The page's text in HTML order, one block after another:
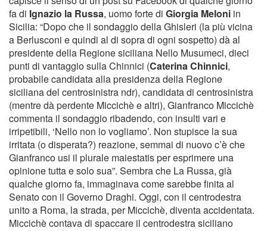
fa di Ignazio la Russa, uomo forte di Giorgia Meloni in
Sicilia: “Dopo che il sondaggio della Ghisleri (la più vicina
a Berlusconi e quindi al di sopra di ogni sospetto) dà al
presidente della Regione siciliana Nello Musumeci, dieci
punti di vantaggio sulla Chinnici (Caterina Chinnici,
probabile candidata alla presidenza della Regione
siciliana del centrosinistra ndr), candidata di centrosinistra
(mentre dà perdente Miccichè e altri), Gianfranco Miccichè
commenta il sondaggio ribadendo, con insulti vari e
irripetibili, ‘Nello non lo vogliamo’. Non stupisce la sua
irritata (o disperata?) reazione, semmai di nuovo c’è che
Gianfranco usi il plurale maiestatis per esprimere una
opinione tutta e solo sua”. Sembra che La Russa, già
qualche giorno fa, immaginava come sarebbe finita al
Senato con il Governo Draghi. Oggi, con il centrodestra
unito a Roma, la strada, per Miccichè, diventa accidentata.
Miccichè contava di spaccare il centrodestra siciliano